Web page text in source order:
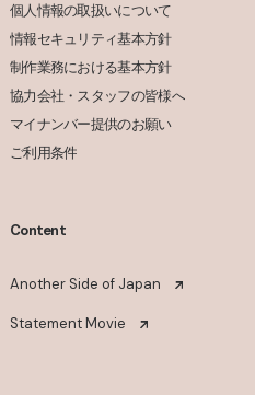
個人情報の取扱いについて
情報セキュリティ基本方針
制作業務における基本方針
協力会社・スタッフの皆様へ
マイナンバー提供のお願い
ご利用条件
Content
Another Side of Japan
Statement Movie